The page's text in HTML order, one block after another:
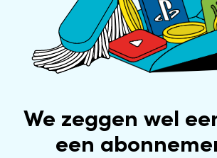
We zeggen wel
een